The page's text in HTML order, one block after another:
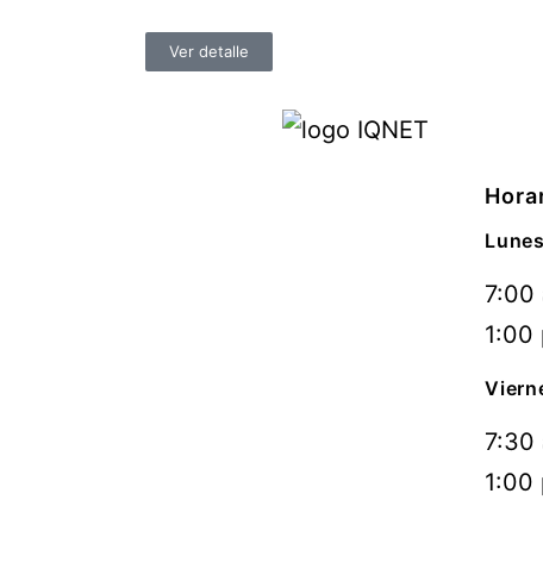
Ver detalle
7:00
1:00
7:30
1:00